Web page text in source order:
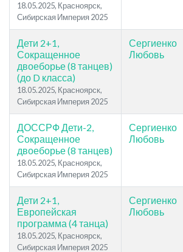
18.05.2025, Красноярск,
Сибирская Империя 2025
Дети 2+1,
Сокращенное
двоеборье (8 танцев)
(до D класса)
18.05.2025, Красноярск,
Сибирская Империя 2025
Сергиенко
Любовь
ДОССРФ Дети-2,
Сокращенное
двоеборье (8 танцев)
18.05.2025, Красноярск,
Сибирская Империя 2025
Сергиенко
Любовь
Дети 2+1,
Европейская
программа (4 танца)
18.05.2025, Красноярск,
Сибирская Империя 2025
Сергиенко
Любовь